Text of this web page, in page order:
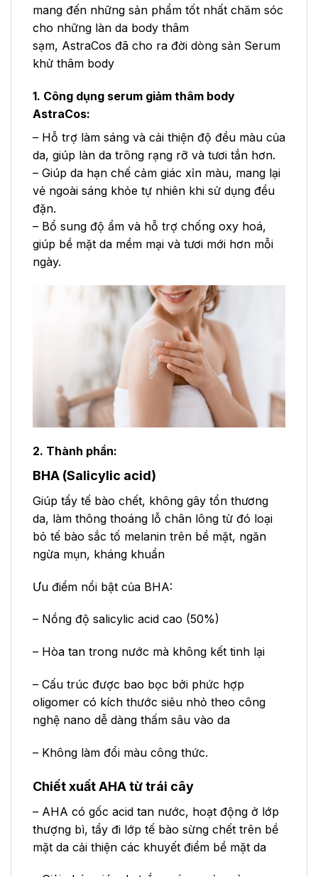
mang đến những sản phẩm tốt nhất chăm sóc
cho những làn da body thâm
sạm, AstraCos đã cho ra đời dòng sản Serum
khử thâm body
1. Công dụng serum giảm thâm body
AstraCos:
– Hỗ trợ làm sáng và cải thiện độ đều màu của
da, giúp làn da trông rạng rỡ và tươi tắn hơn.
– Giúp da hạn chế cảm giác xỉn màu, mang lại
vẻ ngoài sáng khỏe tự nhiên khi sử dụng đều
đặn.
– Bổ sung độ ẩm và hỗ trợ chống oxy hoá,
giúp bề mặt da mềm mại và tươi mới hơn mỗi
ngày.
2. Thành phần:
BHA (Salicylic acid)
Giúp tẩy tế bào chết, không gây tổn thương
da, làm thông thoáng lỗ chân lông từ đó loại
bỏ tế bào sắc tố melanin trên bề mặt, ngăn
ngừa mụn, kháng khuẩn
Ưu điểm nổi bật của BHA:
– Nồng độ salicylic acid cao (50%)
– Hòa tan trong nước mà không kết tinh lại
– Cấu trúc được bao bọc bởi phức hợp
oligomer có kích thước siêu nhỏ theo công
nghệ nano dễ dàng thấm sâu vào da
– Không làm đổi màu công thức.
Chiết xuất AHA từ trái cây
– AHA có gốc acid tan nước, hoạt động ở lớp
thượng bì, tẩy đi lớp tế bào sừng chết trên bề
mặt da cải thiện các khuyết điểm bề mặt da